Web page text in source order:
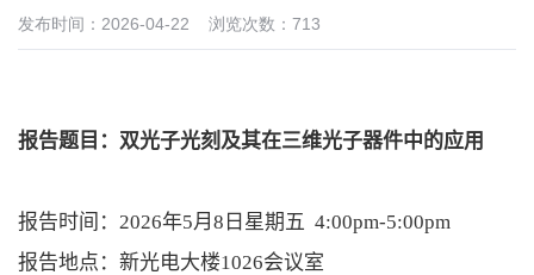
发布时间：2026-04-22 浏览次数： 713
报告题目：双光子光刻及其在三维光子器件中的应用
报告时间： 2026年5月 8 日星期五 4:00pm-5:00pm
报告地点：新光电大楼1026会议室